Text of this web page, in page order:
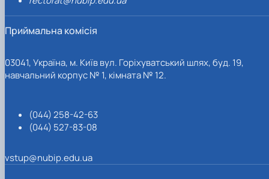
Приймальна комісія
03041, Україна, м. Київ вул. Горіхуватський шлях, буд. 19,
навчальний корпус № 1, кімната № 12.
(044) 258-42-63
(044) 527-83-08
vstup@nubip.edu.ua